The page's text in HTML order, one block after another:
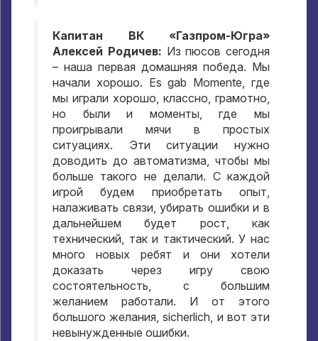
Капитан ВК «Газпром-Югра»
Алексей Родичев: Из пюсов сегодня
– наша первая домашняя победа. Мы
начали хорошо. Es gab Momente,где
мы играли хорошо, классно, грамотно,
но были и моменты,где мы
проигрывали мячи в простых
ситуациях. Эти ситуации нужно
доводить до автоматизма, чтобы мы
больше такого не делали. С каждой
игрой будем приобретать опыт,
налаживать связи,убирать ошибки и в
дальнейшем будет рост,как
технический, так и тактический.У нас
много новых ребят и они хотели
доказать через игру свою
состоятельность, с большим
желанием работали. И от этого
большого желания, sicherlich, и вот эти
невынужденные ошибки.